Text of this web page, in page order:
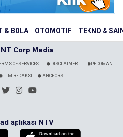
& BOLA OTOMOTIF TEKNO &
Corp Media
OF SERVICES DISCLAIMER PEDOMAN
TIM REDAKSI ANCHORS
aplikasi NTV